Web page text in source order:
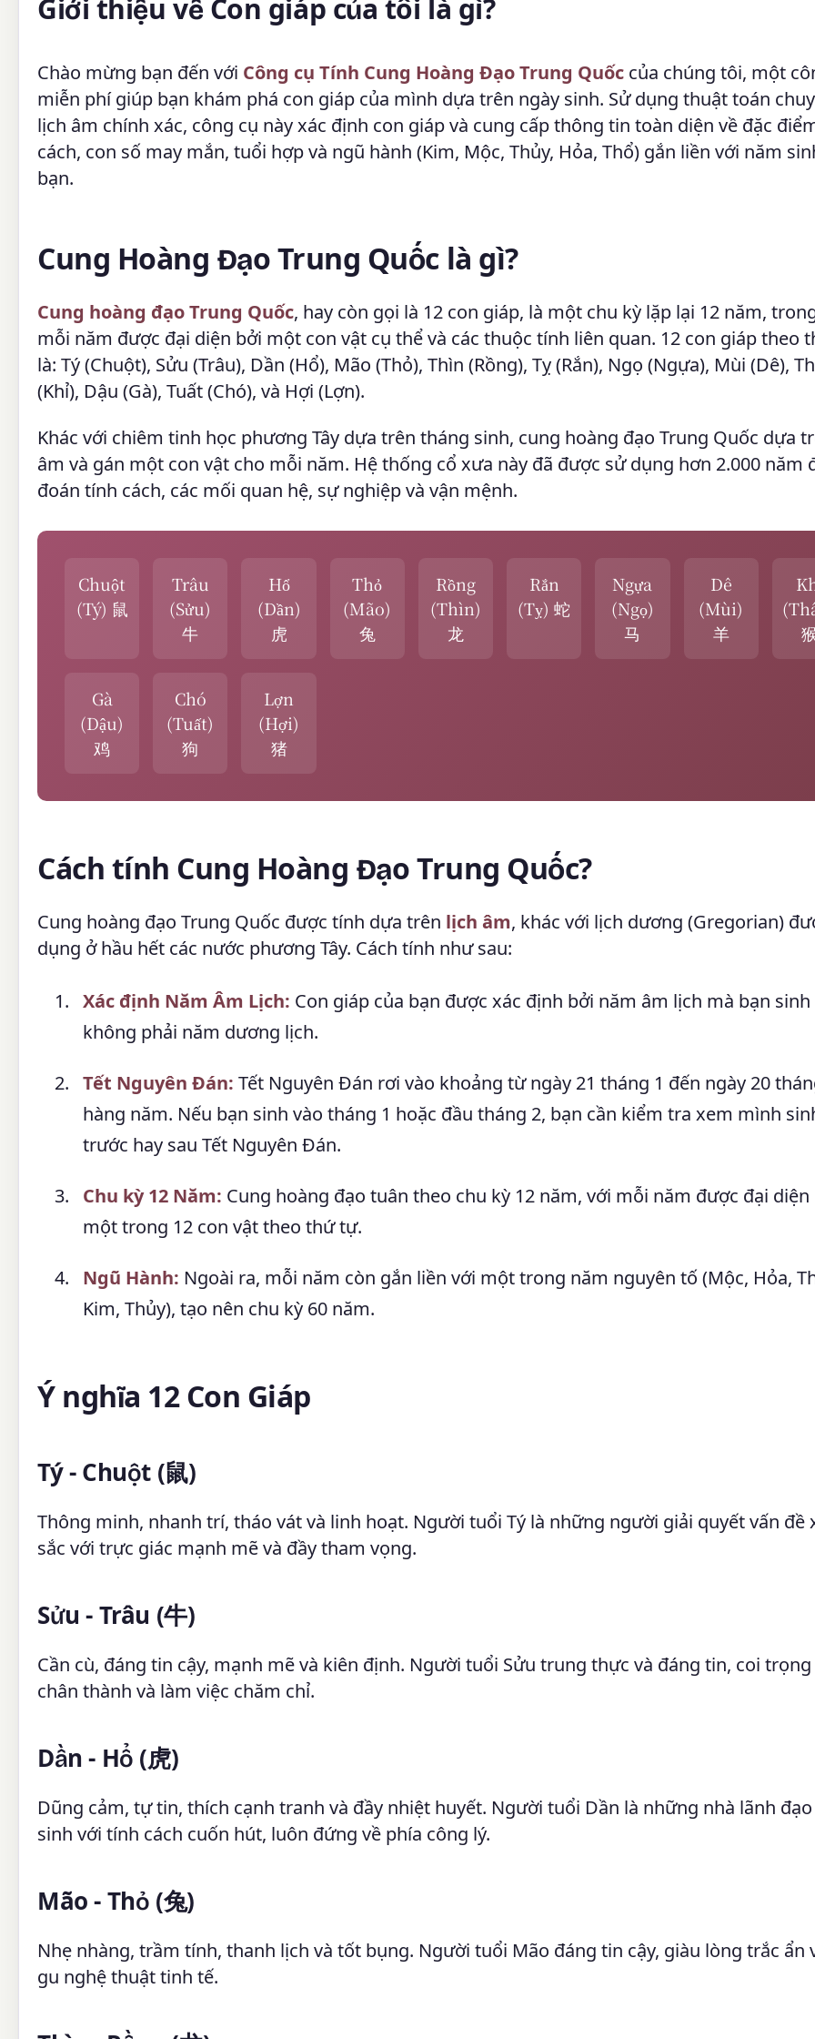
Giới thiệu về Con giáp của tôi là gì?
Chào mừng bạn đến với Công cụ Tính Cung Hoàng Đạo Trung Quốc của chúng tôi, một
miễn phí giúp bạn khám phá con giáp của mình dựa trên ngày sinh. Sử dụng thuật toán
lịch âm chính xác, công cụ này xác định con giáp và cung cấp thông tin toàn diện về đặc
cách, con số may mắn, tuổi hợp và ngũ hành (Kim, Mộc, Thủy, Hỏa, Thổ) gắn liền với năm
bạn.
Cung Hoàng Đạo Trung Quốc là gì?
Cung hoàng đạo Trung Quốc, hay còn gọi là 12 con giáp, là một chu kỳ lặp lại 12 năm,
mỗi năm được đại diện bởi một con vật cụ thể và các thuộc tính liên quan. 12 con giáp theo
là: Tý (Chuột), Sửu (Trâu), Dần (Hổ), Mão (Thỏ), Thìn (Rồng), Tỵ (Rắn), Ngọ (Ngựa), Mùi (Dê),
(Khỉ), Dậu (Gà), Tuất (Chó), và Hợi (Lợn).
Khác với chiêm tinh học phương Tây dựa trên tháng sinh, cung hoàng đạo Trung Quốc dựa
âm và gán một con vật cho mỗi năm. Hệ thống cổ xưa này đã được sử dụng hơn 2.000 năm
đoán tính cách, các mối quan hệ, sự nghiệp và vận mệnh.
Chuột
(Tý) 鼠
Trâu
(Sửu)
牛
Hổ
(Dần)
虎
Thỏ
(Mão)
兔
Rồng
(Thìn)
龙
Rắn
(Tỵ) 蛇
Ngựa
(Ngọ)
马
Dê
(Mùi)
羊
Gà
(Dậu)
鸡
Chó
(Tuất)
狗
Lợn
(Hợi)
猪
Cách tính Cung Hoàng Đạo Trung Quốc?
Cung hoàng đạo Trung Quốc được tính dựa trên lịch âm, khác với lịch dương (Gregorian)
dụng ở hầu hết các nước phương Tây. Cách tính như sau:
Xác định Năm Âm Lịch: Con giáp của bạn được xác định bởi năm âm lịch mà bạn sinh
không phải năm dương lịch.
Tết Nguyên Đán: Tết Nguyên Đán rơi vào khoảng từ ngày 21 tháng 1 đến ngày 20
hàng năm. Nếu bạn sinh vào tháng 1 hoặc đầu tháng 2, bạn cần kiểm tra xem mình
trước hay sau Tết Nguyên Đán.
Chu kỳ 12 Năm: Cung hoàng đạo tuân theo chu kỳ 12 năm, với mỗi năm được đại diện
một trong 12 con vật theo thứ tự.
Ngũ Hành: Ngoài ra, mỗi năm còn gắn liền với một trong năm nguyên tố (Mộc, Hỏa,
Kim, Thủy), tạo nên chu kỳ 60 năm.
Ý nghĩa 12 Con Giáp
Tý - Chuột (鼠)
Thông minh, nhanh trí, tháo vát và linh hoạt. Người tuổi Tý là những người giải quyết vấn đề
sắc với trực giác mạnh mẽ và đầy tham vọng.
Sửu - Trâu (牛)
Cần cù, đáng tin cậy, mạnh mẽ và kiên định. Người tuổi Sửu trung thực và đáng tin, coi
chân thành và làm việc chăm chỉ.
Dần - Hổ (虎)
Dũng cảm, tự tin, thích cạnh tranh và đầy nhiệt huyết. Người tuổi Dần là những nhà lãnh
sinh với tính cách cuốn hút, luôn đứng về phía công lý.
Mão - Thỏ (兔)
Nhẹ nhàng, trầm tính, thanh lịch và tốt bụng. Người tuổi Mão đáng tin cậy, giàu lòng trắc ẩn
gu nghệ thuật tinh tế.